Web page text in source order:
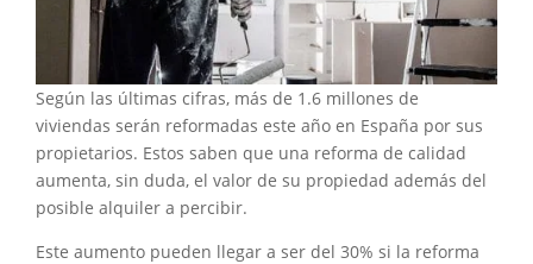
Según las últimas cifras, más de 1.6 millones de
viviendas serán reformadas este año en España por sus
propietarios. Estos saben que una reforma de calidad
aumenta, sin duda, el valor de su propiedad además del
posible alquiler a percibir.
Este aumento pueden llegar a ser del 30% si la reforma